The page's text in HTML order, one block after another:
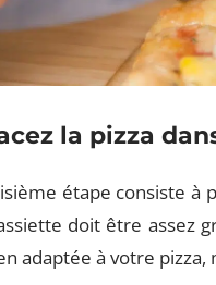
la pizza
étape consiste à
doit être assez
adaptée à votre